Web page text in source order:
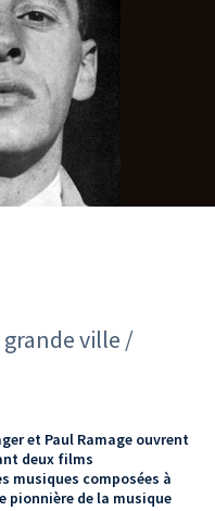
ville /
et Paul Ramage ouvrent
deux films
musiques composées à
pionnière de la musique